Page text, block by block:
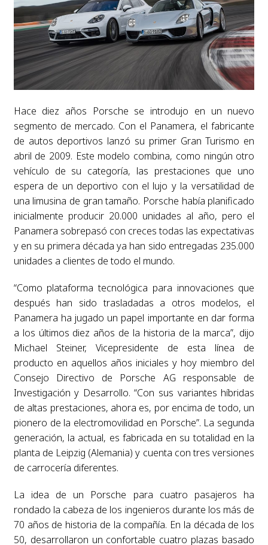
Hace diez años Porsche se introdujo en un nuevo
segmento de mercado. Con el Panamera, el fabricante
de autos deportivos lanzó su primer Gran Turismo en
abril de 2009. Este modelo combina, como ningún otro
vehículo de su categoría, las prestaciones que uno
espera de un deportivo con el lujo y la versatilidad de
una limusina de gran tamaño. Porsche había planificado
inicialmente producir 20.000 unidades al año, pero el
Panamera sobrepasó con creces todas las expectativas
y en su primera década ya han sido entregadas 235.000
unidades a clientes de todo el mundo.
“Como plataforma tecnológica para innovaciones que
después han sido trasladadas a otros modelos, el
Panamera ha jugado un papel importante en dar forma
a los últimos diez años de la historia de la marca”, dijo
Michael Steiner, Vicepresidente de esta línea de
producto en aquellos años iniciales y hoy miembro del
Consejo Directivo de Porsche AG responsable de
Investigación y Desarrollo. “Con sus variantes híbridas
de altas prestaciones, ahora es, por encima de todo, un
pionero de la electromovilidad en Porsche”. La segunda
generación, la actual, es fabricada en su totalidad en la
planta de Leipzig (Alemania) y cuenta con tres versiones
de carrocería diferentes.
La idea de un Porsche para cuatro pasajeros ha
rondado la cabeza de los ingenieros durante los más de
70 años de historia de la compañía. En la década de los
50, desarrollaron un confortable cuatro plazas basado